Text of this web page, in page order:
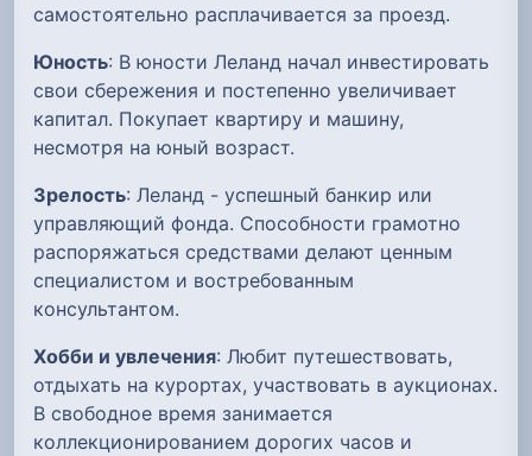
самостоятельно расплачивается за проезд.
Юность: В юности Леланд начал инвестировать
свои сбережения и постепенно увеличивает
капитал. Покупает квартиру и машину,
несмотря на юный возраст.
Зрелость: Леланд - успешный банкир или
управляющий фонда. Способности грамотно
распоряжаться средствами делают ценным
специалистом и востребованным
консультантом.
Хобби и увлечения: Любит путешествовать,
отдыхать на курортах, участвовать в аукционах.
В свободное время занимается
коллекционированием дорогих часов и